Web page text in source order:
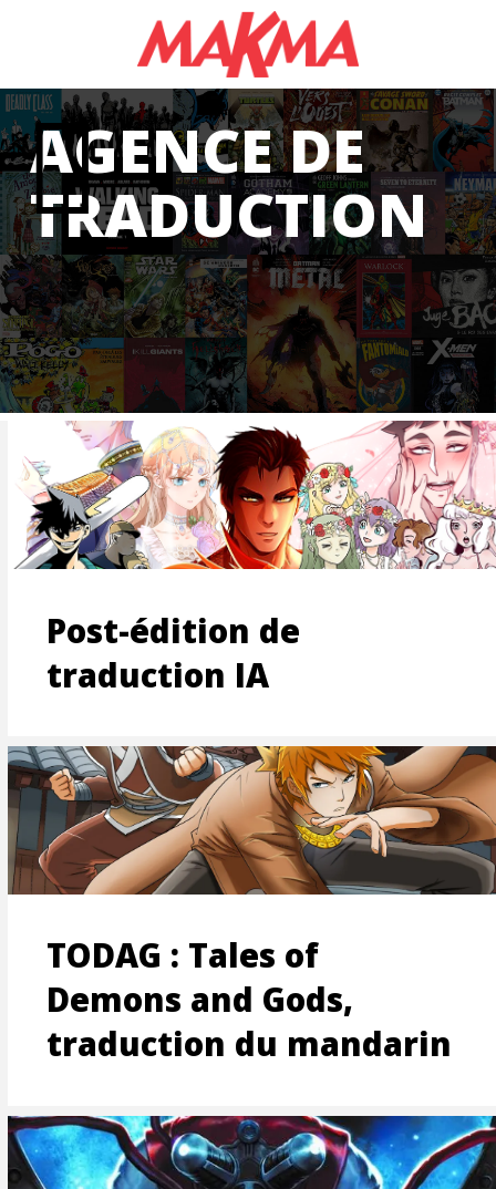
AGENCE DE
TRADUCTION
Post-édition de
traduction IA
TODAG : Tales of
Demons and Gods,
traduction du mandarin